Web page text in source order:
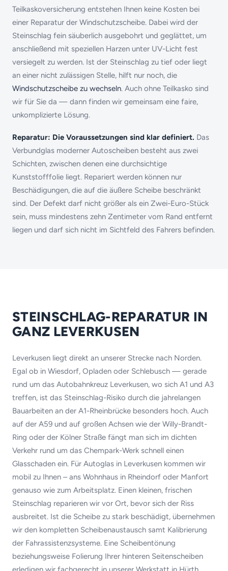
Teilkaskoversicherung entstehen Ihnen keine Kosten bei
einer Reparatur der Windschutzscheibe. Dabei wird der
Steinschlag fein säuberlich ausgebohrt und geglättet, um
anschließend mit speziellen Harzen unter UV-Licht fest
versiegelt zu werden. Ist der Steinschlag zu tief oder liegt
an einer nicht zulässigen Stelle, hilft nur noch, die
Windschutzscheibe zu wechseln. Auch ohne Teilkasko sind
wir für Sie da — dann finden wir gemeinsam eine faire,
unkomplizierte Lösung.
Reparatur: Die Voraussetzungen sind klar definiert. Das
Verbundglas moderner Autoscheiben besteht aus zwei
Schichten, zwischen denen eine durchsichtige
Kunststofffolie liegt. Repariert werden können nur
Beschädigungen, die auf die äußere Scheibe beschränkt
sind. Der Defekt darf nicht größer als ein Zwei-Euro-Stück
sein, muss mindestens zehn Zentimeter vom Rand entfernt
liegen und darf sich nicht im Sichtfeld des Fahrers befinden.
STEINSCHLAG-REPARATUR IN
GANZ LEVERKUSEN
Leverkusen liegt direkt an unserer Strecke nach Norden.
Egal ob in Wiesdorf, Opladen oder Schlebusch — gerade
rund um das Autobahnkreuz Leverkusen, wo sich A1 und A3
treffen, ist das Steinschlag-Risiko durch die jahrelangen
Bauarbeiten an der A1-Rheinbrücke besonders hoch. Auch
auf der A59 und auf großen Achsen wie der Willy-Brandt-
Ring oder der Kölner Straße fängt man sich im dichten
Verkehr rund um das Chempark-Werk schnell einen
Glasschaden ein. Für Autoglas in Leverkusen kommen wir
mobil zu Ihnen – ans Wohnhaus in Rheindorf oder Manfort
genauso wie zum Arbeitsplatz. Einen kleinen, frischen
Steinschlag reparieren wir vor Ort, bevor sich der Riss
ausbreitet. Ist die Scheibe zu stark beschädigt, übernehmen
wir den kompletten Scheibenaustausch samt Kalibrierung
der Fahrassistenzsysteme. Eine Scheibentönung
beziehungsweise Folierung Ihrer hinteren Seitenscheiben